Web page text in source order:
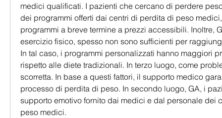
medici qualificati. I pazienti che cercano di perdere
dei programmi offerti dai centri di perdita di peso
programmi a breve termine a prezzi accessibili. Inoltre,
esercizio fisico, spesso non sono sufficienti per
In tal caso, i programmi personalizzati hanno maggiori
rispetto alle diete tradizionali. In terzo luogo, come
scorretta. In base a questi fattori, il supporto medico
processo di perdita di peso. In secondo luogo, GA, i
supporto emotivo fornito dai medici e dal personale dei
peso medici.